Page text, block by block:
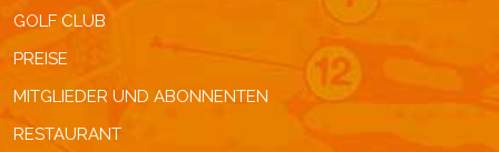
GOLF CLUB
PREISE
MITGLIEDER UND ABONNENTEN
RESTAURANT